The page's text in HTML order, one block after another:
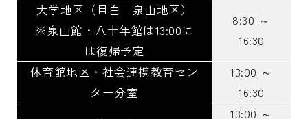
大学地区（目白 泉山地区）
※泉山館・八十年館は13:00に
は復帰予定
8:30 ～
16:30
体育館地区・社会連携教育セン
ター分室
13:00 ～
16:30
13:00 ～